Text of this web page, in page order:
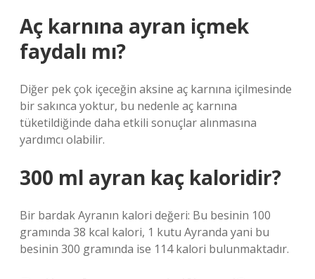
Aç karnına ayran içmek
faydalı mı?
Diğer pek çok içeceğin aksine aç karnına içilmesinde
bir sakınca yoktur, bu nedenle aç karnına
tüketildiğinde daha etkili sonuçlar alınmasına
yardımcı olabilir.
300 ml ayran kaç kaloridir?
Bir bardak Ayranın kalori değeri: Bu besinin 100
gramında 38 kcal kalori, 1 kutu Ayranda yani bu
besinin 300 gramında ise 114 kalori bulunmaktadır.